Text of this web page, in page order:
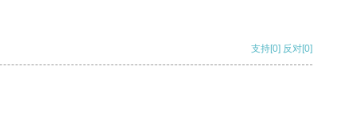
支持[0] 反对[0]